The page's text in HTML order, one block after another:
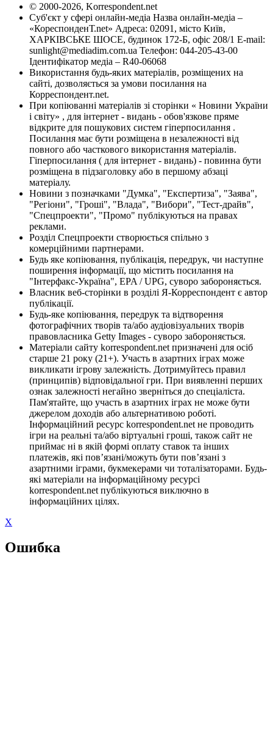
© 2000-2026, Korrespondent.net
Суб'єкт у сфері онлайн-медіа Назва онлайн-медіа –
«КореспонденТ.net» Адреса: 02091, місто Київ,
ХАРКІВСЬКЕ ШОСЕ, будинок 172-Б, офіс 208/1 E-mail:
sunlight@mediadim.com.ua Телефон: 044-205-43-00
Ідентифікатор медіа – R40-06068
Використання будь-яких матеріалів, розміщених на
сайті, дозволяється за умови посилання на
Корреспондент.net.
При копіюванні матеріалів зі сторінки « Новини України
і світу» , для інтернет - видань - обов'язкове пряме
відкрите для пошукових систем гіперпосилання .
Посилання має бути розміщена в незалежності від
повного або часткового використання матеріалів.
Гіперпосилання ( для інтернет - видань) - повинна бути
розміщена в підзаголовку або в першому абзаці
матеріалу.
Новини з позначками "Думка", "Експертиза", "Заява",
"Регіони", "Гроші", "Влада", "Вибори", "Тест-драйв",
"Спецпроекти", "Промо" публікуються на правах
реклами.
Розділ Спецпроекти створюється спільно з
комерційними партнерами.
Будь яке копіювання, публікація, передрук, чи наступне
поширення інформації, що містить посилання на
"Інтерфакс-Україна", EPA / UPG, суворо забороняється.
Власник веб-сторінки в розділі Я-Корреспондент є автор
публікації.
Будь-яке копіювання, передрук та відтворення
фотографічних творів та/або аудіовізуальних творів
правовласника Getty Images - суворо забороняється.
Матеріали сайту korrespondent.net призначені для осіб
старше 21 року (21+). Участь в азартних іграх може
викликати ігрову залежність. Дотримуйтесь правил
(принципів) відповідальної гри. При виявленні перших
ознак залежності негайно зверніться до спеціаліста.
Пам'ятайте, що участь в азартних іграх не може бути
джерелом доходів або альтернативою роботі.
Інформаційний ресурс korrespondent.net не проводить
ігри на реальні та/або віртуальні гроші, також сайт не
приймає ні в якій формі оплату ставок та інших
платежів, які пов’язані/можуть бути пов’язані з
азартними іграми, букмекерами чи тоталізаторами. Будь-
які матеріали на інформаційному ресурсі
korrespondent.net публікуються виключно в
інформаційних цілях.
X
Ошибка